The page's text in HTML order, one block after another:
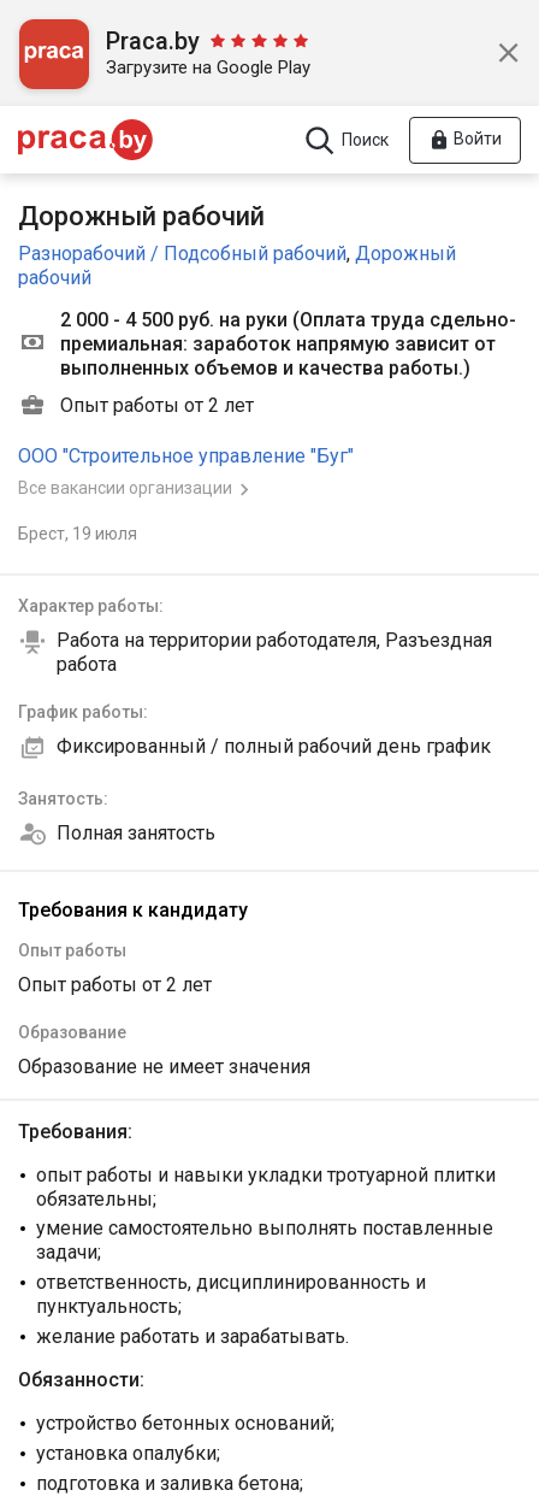
Praca.by
Загрузите на Google Play
Поиск Войти
Дорожный рабочий
Разнорабочий / Подсобный рабочий, Дорожный
рабочий
2 000 - 4 500 руб. на руки (Оплата труда сдельно-
премиальная: заработок напрямую зависит от
выполненных объемов и качества работы.)
Опыт работы от 2 лет
ООО "Строительное управление "Буг"
Все вакансии организации
Брест, 19 июля
Характер работы:
Работа на территории работодателя, Разъездная
работа
График работы:
Фиксированный / полный рабочий день график
Занятость:
Полная занятость
Требования к кандидату
Опыт работы
Опыт работы от 2 лет
Образование
Образование не имеет значения
Требования:
опыт работы и навыки укладки тротуарной плитки
обязательны;
умение самостоятельно выполнять поставленные
задачи;
ответственность, дисциплинированность и
пунктуальность;
желание работать и зарабатывать.
Обязанности:
устройство бетонных оснований;
установка опалубки;
подготовка и заливка бетона;